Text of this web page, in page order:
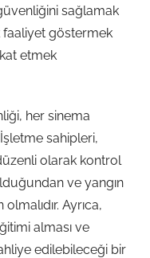
sağlamak
göstermek
etmek
her sinema
sahipleri,
olarak kontrol
ve yangın
Ayrıca,
alması ve
edilebileceği bir